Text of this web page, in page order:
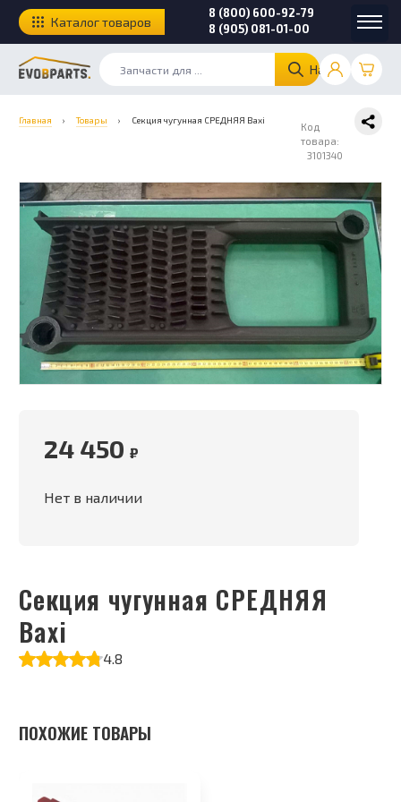
Найти
8 (800) 600-92-79
8 (905) 081-01-00
Каталог товаров
Главная › Товары › Секция чугунная СРЕДНЯЯ Baxi
Код
товара:
3101340
Секция чугунная СРЕДНЯЯ
Baxi
4.8
24 450 ₽
Нет в наличии
ПОХОЖИЕ ТОВАРЫ